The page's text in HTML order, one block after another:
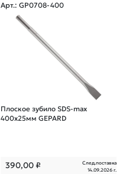
Арт.: GP0708-400
Плоское зубило SDS-max
400х25мм GEPARD
390,00₽
След.поставка
14.09.2026 г.